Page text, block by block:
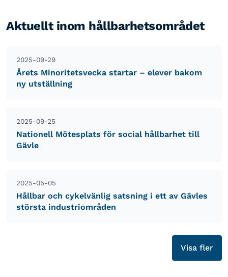
Aktuellt inom hållbarhetsområdet
2025-09-29
Årets Minoritetsvecka startar – elever bakom
ny utställning
2025-09-25
Nationell Mötesplats för social hållbarhet till
Gävle
2025-05-05
Hållbar och cykelvänlig satsning i ett av Gävles
största industriområden
Visa fler